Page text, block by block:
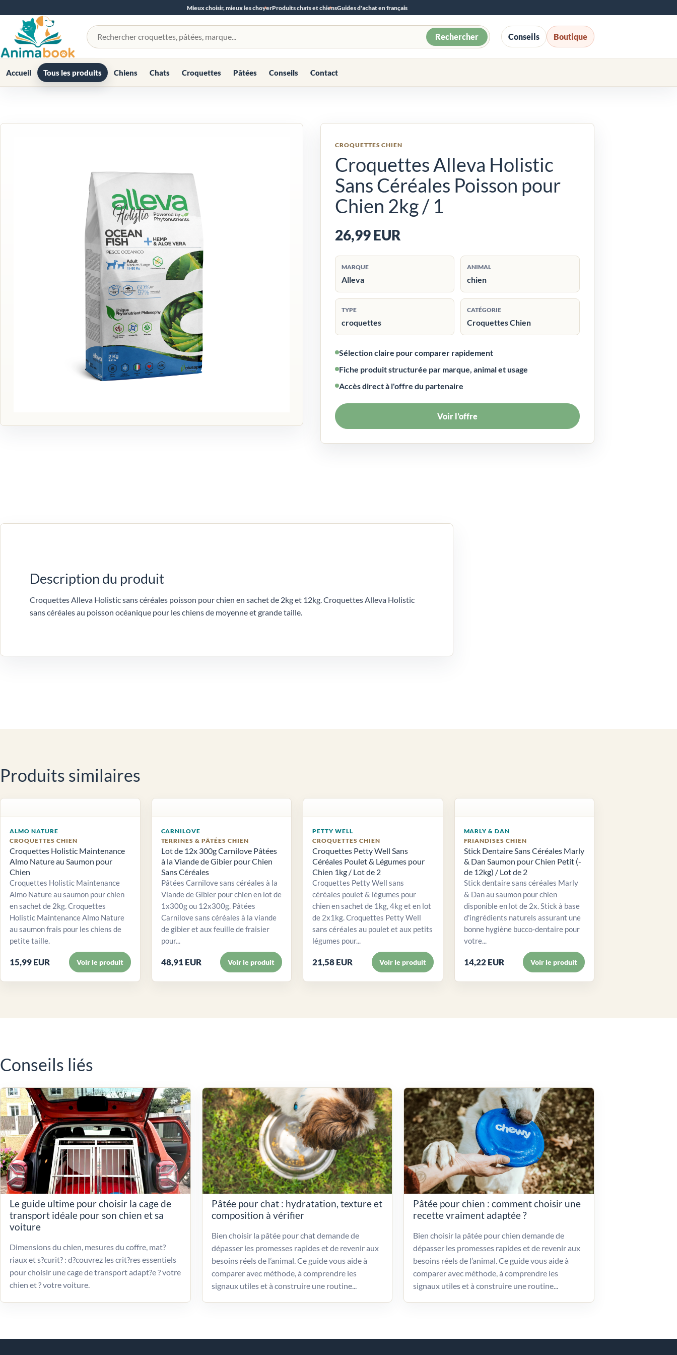
Mieux choisir, mieux les choyerProduits chats et chiensGuides d'achat en français
Rechercher un produit Rechercher Conseils Boutique
Accueil Tous les produits Chiens Chats Croquettes Pâtées Conseils Contact
CROQUETTES CHIEN
Croquettes Alleva Holistic
Sans Céréales Poisson pour
Chien 2kg / 1
26,99 EUR
MARQUE
Alleva
ANIMAL
chien
TYPE
croquettes
CATÉGORIE
Croquettes Chien
Sélection claire pour comparer rapidement
Fiche produit structurée par marque, animal et usage
Accès direct à l'offre du partenaire
Voir l’offre
Description du produit
Croquettes Alleva Holistic sans céréales poisson pour chien en sachet de 2kg et 12kg. Croquettes Alleva Holistic
sans céréales au poisson océanique pour les chiens de moyenne et grande taille.
Produits similaires
ALMO NATURE
CROQUETTES CHIEN
Croquettes Holistic Maintenance
Almo Nature au Saumon pour
Chien
Croquettes Holistic Maintenance
Almo Nature au saumon pour chien
en sachet de 2kg. Croquettes
Holistic Maintenance Almo Nature
au saumon frais pour les chiens de
petite taille.
15,99 EUR Voir le produit
CARNILOVE
TERRINES & PÂTÉES CHIEN
Lot de 12x 300g Carnilove Pâtées
à la Viande de Gibier pour Chien
Sans Céréales
Pâtées Carnilove sans céréales à la
Viande de Gibier pour chien en lot de
1x300g ou 12x300g. Pâtées
Carnilove sans céréales à la viande
de gibier et aux feuille de fraisier
pour...
48,91 EUR Voir le produit
PETTY WELL
CROQUETTES CHIEN
Croquettes Petty Well Sans
Céréales Poulet & Légumes pour
Chien 1kg / Lot de 2
Croquettes Petty Well sans
céréales poulet & légumes pour
chien en sachet de 1kg, 4kg et en lot
de 2x1kg. Croquettes Petty Well
sans céréales au poulet et aux petits
légumes pour...
21,58 EUR Voir le produit
MARLY & DAN
FRIANDISES CHIEN
Stick Dentaire Sans Céréales Marly
& Dan Saumon pour Chien Petit (-
de 12kg) / Lot de 2
Stick dentaire sans céréales Marly
& Dan au saumon pour chien
disponible en lot de 2x. Stick à base
d'ingrédients naturels assurant une
bonne hygiène bucco-dentaire pour
votre...
14,22 EUR Voir le produit
Conseils liés
Le guide ultime pour choisir la cage de
transport idéale pour son chien et sa
voiture
Dimensions du chien, mesures du coffre, mat?
riaux et s?curit? : d?couvrez les crit?res essentiels
pour choisir une cage de transport adapt?e ? votre
chien et ? votre voiture.
Pâtée pour chat : hydratation, texture et
composition à vérifier
Bien choisir la pâtée pour chat demande de
dépasser les promesses rapides et de revenir aux
besoins réels de l’animal. Ce guide vous aide à
comparer avec méthode, à comprendre les
signaux utiles et à construire une routine...
Pâtée pour chien : comment choisir une
recette vraiment adaptée ?
Bien choisir la pâtée pour chien demande de
dépasser les promesses rapides et de revenir aux
besoins réels de l’animal. Ce guide vous aide à
comparer avec méthode, à comprendre les
signaux utiles et à construire une routine...